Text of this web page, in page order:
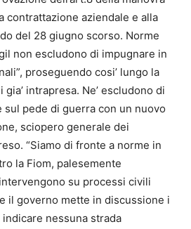
contrattazione aziendale e alla
del 28 giugno scorso. Norme
non escludono di impugnare in
proseguendo cosi’ lungo la
intrapresa. Ne’ escludono di
sul pede di guerra con un nuovo
sciopero generale dei
“Siamo di fronte a norme in
la Fiom, palesemente
su processi civili
il governo mette in discussione i
nessuna strada